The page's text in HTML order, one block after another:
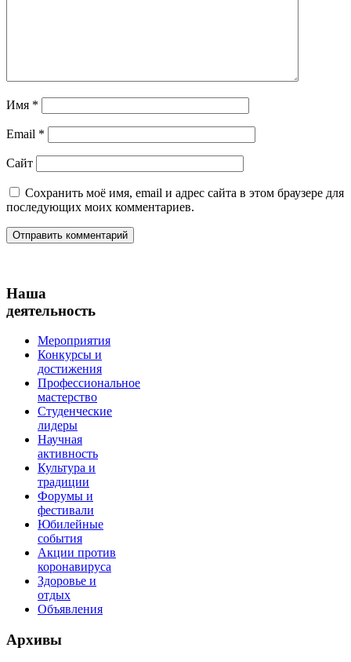
Имя *
Email *
Сайт
Сохранить моё имя, email и адрес сайта в этом браузере для
последующих моих комментариев.
Наша
деятельность
Мероприятия
Конкурсы и
достижения
Профессиональное
мастерство
Студенческие
лидеры
Научная
активность
Культура и
традиции
Форумы и
фестивали
Юбилейные
события
Акции против
коронавируса
Здоровье и
отдых
Объявления
Архивы